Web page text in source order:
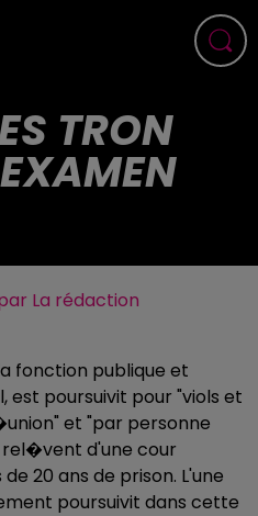
TRON
par La rédaction
fonction publique et
poursuivit pour "viols et
et "par personne
d'une cour
20 ans de prison. L'une
poursuivit dans cette